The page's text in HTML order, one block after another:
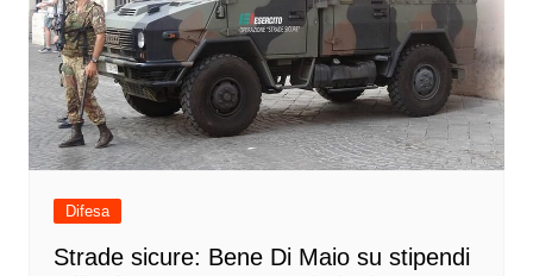
Difesa
Strade sicure: Bene Di Maio su stipendi